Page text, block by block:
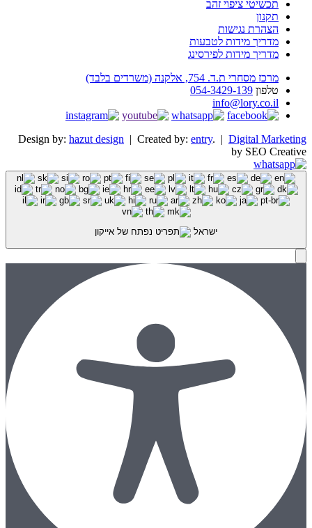
תכשיטי ציפוי זהב
תקנון
הצהרת נגישות
מדריך מידות לטבעות
מדריך מידות לפירסינג
מרכז מסחרי ת.ד. 754, אלקנה (משרדים בלבד)
טלפון 054-3429-139
info@lory.co.il
Design by: hazut design | Created by: entry. | Digital Marketing
by SEO Creative
ישראל